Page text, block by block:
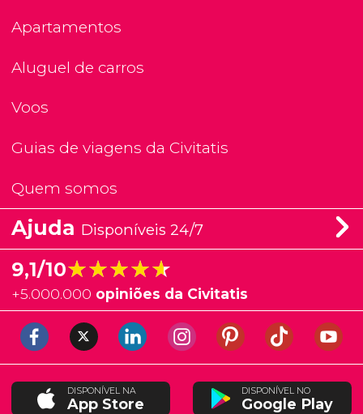
Apartamentos
Aluguel de carros
Voos
Guias de viagens da Civitatis
Quem somos
Ajuda Disponíveis 24/7
9,1/10★★★★★
★★★★★
+5.000.000 opiniões da Civitatis
DISPONÍVEL NA
App Store
DISPONÍVEL NO
Google Play